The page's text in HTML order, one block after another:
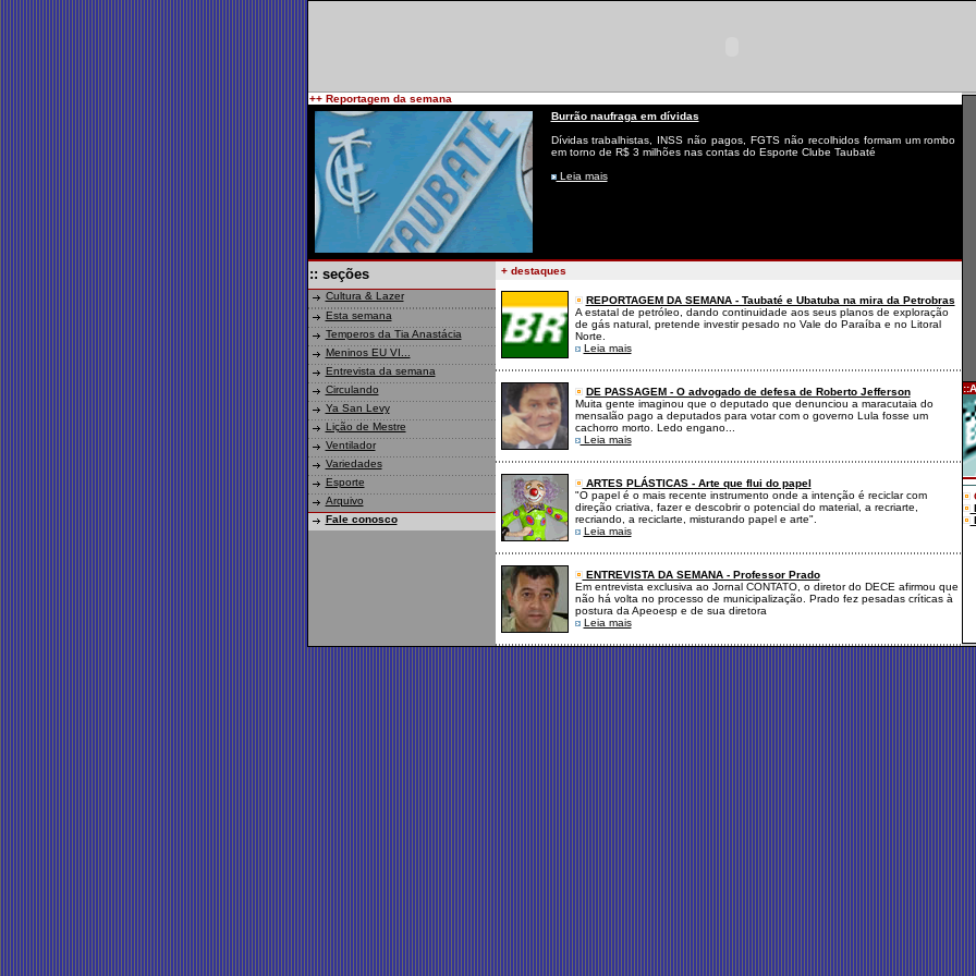
++ Reportagem da semana
Burrão naufraga em dívidas
Dívidas trabalhistas, INSS não pagos, FGTS não recolhidos formam um rombo
em torno de R$ 3 milhões nas contas do Esporte Clube Taubaté
Leia mais
:: seções
Cultura & Lazer
Esta semana
Temperos da Tia Anastácia
Meninos EU VI...
Entrevista da semana
Circulando
Ya San Levy
Lição de Mestre
Ventilador
Variedades
Esporte
Arquivo
Fale conosco
+ destaques
REPORTAGEM DA SEMANA - Taubaté e Ubatuba na mira da Petrobras
A estatal de petróleo, dando continuidade aos seus planos de exploração
de gás natural, pretende investir pesado no Vale do Paraíba e no Litoral
Norte.
Leia mais
DE PASSAGEM - O advogado de defesa de Roberto Jefferson
Muita gente imaginou que o deputado que denunciou a maracutaia do
mensalão pago a deputados para votar com o governo Lula fosse um
cachorro morto. Ledo engano...
Leia mais
ARTES PLÁSTICAS - Arte que flui do papel
"O papel é o mais recente instrumento onde a intenção é reciclar com
direção criativa, fazer e descobrir o potencial do material, a recriarte,
recriando, a reciclarte, misturando papel e arte".
Leia mais
ENTREVISTA DA SEMANA - Professor Prado
Em entrevista exclusiva ao Jornal CONTATO, o diretor do DECE afirmou que
não há volta no processo de municipalização. Prado fez pesadas críticas à
postura da Apeoesp e de sua diretora
Leia mais